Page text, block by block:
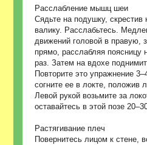
Расслабление мышц шеи
Сядьте на подушку,
валику. Расслабьтесь.
движений головой в правую,
прямо, расслабляя поясницу
раз. Затем на вдохе
Повторите это упражнение
согните ее в локте, положив
Левой рукой возьмите за
оставайтесь в этой позе
Растягивание плеч
Повернитесь лицом к стене,